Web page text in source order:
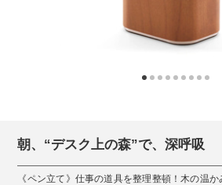
朝、“デスク上の森”で、深呼吸
《ペン立て》仕事の道具を整理整頓！木の温